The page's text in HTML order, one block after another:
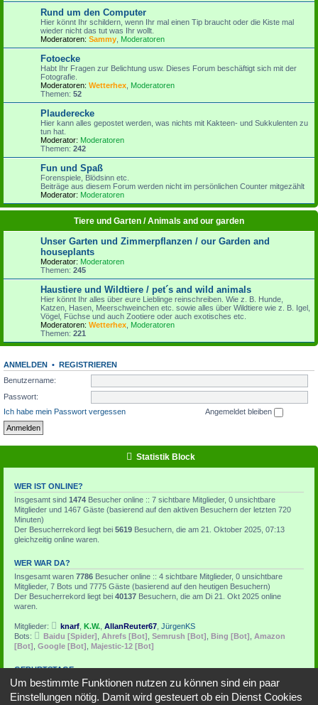
Rund um den Computer
Hier könnt Ihr schildern, wenn Ihr mal einen Tip braucht oder die Kiste mal
wieder nicht das tut was Ihr wollt.
Moderatoren: Sammy Moderatoren
Fotoecke
Habt Ihr Fragen zur Belichtung usw. Dieses Forum beschäftigt sich mit der
Fotografie.
Moderatoren: Wetterhex Moderatoren
Themen: 52
Plauderecke
Hier kann alles gepostet werden, was nichts mit Kakteen- und Sukkulenten zu
tun hat.
Moderator: Moderatoren
Themen: 242
Fun und Spaß
Forenspiele, Blödsinn etc.
Beiträge aus diesem Forum werden nicht im persönlichen Counter mitgezählt
Moderator: Moderatoren
Tiere und Garten / Animals and our garden
Unser Garten und Zimmerpflanzen / our Garden and
houseplants
Moderator: Moderatoren
Themen: 245
Haustiere und Wildtiere / pet´s and wild animals
Hier könnt Ihr alles über eure Lieblinge reinschreiben. Wie z. B. Hunde,
Katzen, Hasen, Meerschweinchen etc. sowie alles über Wildtiere wie z. B. Igel,
Vögel, Füchse und auch Zootiere oder auch exotisches etc.
Moderatoren: Wetterhex Moderatoren
Themen: 221
ANMELDEN • REGISTRIEREN
Benutzername:
Passwort:
Ich habe mein Passwort vergessen
Angemeldet bleiben
Statistik Block
WER IST ONLINE?
Insgesamt sind 1474 Besucher online :: 7 sichtbare Mitglieder, 0 unsichtbare
Mitglieder und 1467 Gäste (basierend auf den aktiven Besuchern der letzten 720
Minuten)
Der Besucherrekord liegt bei 5619 Besuchern, die am 21. Oktober 2025, 07:13
gleichzeitig online waren.
WER WAR DA?
Insgesamt waren 7786 Besucher online :: 4 sichtbare Mitglieder, 0 unsichtbare
Mitglieder, 7 Bots und 7775 Gäste (basierend auf den heutigen Besuchern)
Der Besucherrekord liegt bei 40137 Besuchern, die am Di 21. Okt 2025 online
waren.
Mitglieder: knarf K.W. AllanReuter67 JürgenKS
Bots:
Baidu [Spider] Ahrefs [Bot] Semrush [Bot] Bing [Bot] Amazon
[Bot] Google [Bot] Majestic-12 [Bot]
GEBURTSTAGE
Heute hat kein Mitglied Geburtstag
Um bestimmte Funktionen nutzen zu können sind ein paar
Einstellungen nötig. Damit wird gesteuert ob ein Dienst Cookies